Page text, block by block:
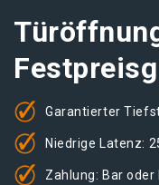
Garantierter
Niedrige Latenz:
Zahlung: Bar oder